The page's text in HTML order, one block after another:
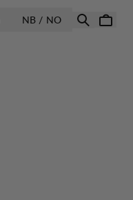
NB / NOÅPNE VELG